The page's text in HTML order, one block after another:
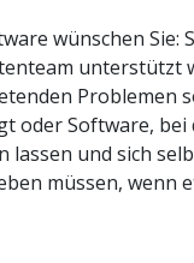
wünschen Sie:
unterstützt
Problemen
oder Software, bei
lassen und sich
müssen, wenn